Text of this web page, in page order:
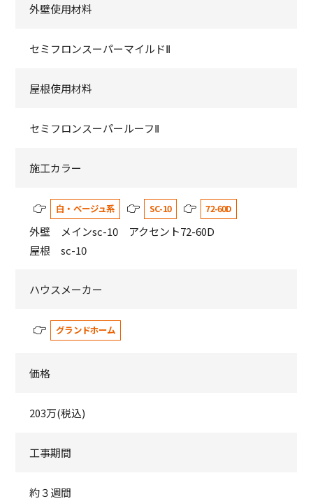
外壁使用材料
セミフロンスーパーマイルドⅡ
屋根使用材料
セミフロンスーパールーフⅡ
施工カラー
白・ベージュ系 SC-10 72-60D
外壁 メインsc-10 アクセント72-60D
屋根 sc-10
ハウスメーカー
グランドホーム
価格
203万(税込)
工事期間
約３週間